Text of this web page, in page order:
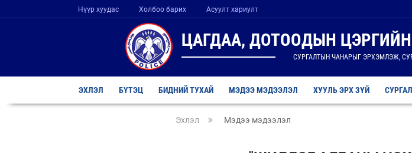
Нүүр хуудас Холбоо барих Асуулт хариулт
ЦАГДАА, ДОТООДЫН
СУРГАЛТЫН ЧАНАРЫГ ЭРХЭМЛЭЖ,
ЭХЛЭЛ БҮТЭЦ БИДНИЙ ТУХАЙ МЭДЭЭ МЭДЭЭЛЭЛ ХУУЛЬ ЭРХ ЗҮЙ
Эхлэл Мэдээ мэдээлэл